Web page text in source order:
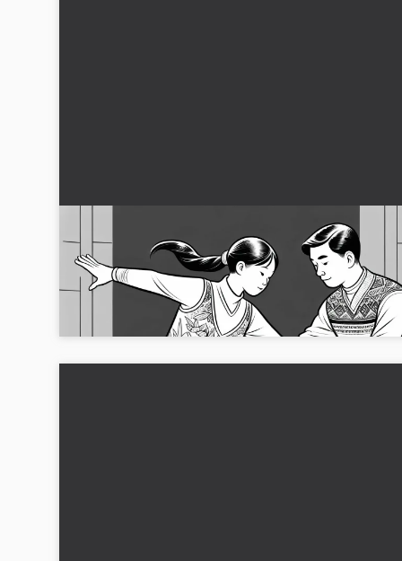
Konståkare tränar med tränare – Målarbild
gratis
Ge din kreativitet uttryck med denna konståkningsmålarbild.
Ladda ner nu och måla online!...